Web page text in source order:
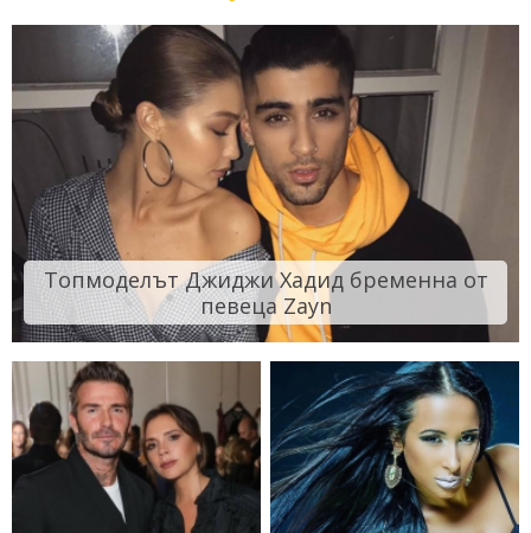
Топмоделът Джиджи Хадид бременна от
певеца Zayn